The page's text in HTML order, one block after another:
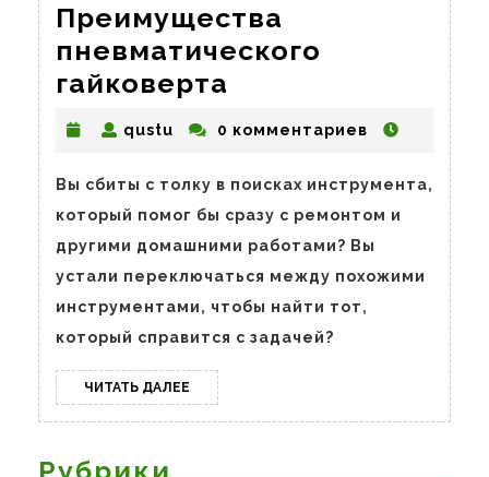
Преимущества
пневматического
гайковерта Преимущества
гайковерта
qustu qustu0 комментариев
Вы сбиты с толку в поисках инструмента,
который помог бы сразу с ремонтом и
другими домашними работами? Вы
устали переключаться между похожими
инструментами, чтобы найти тот,
который справится с задачей?
ЧИТАТЬ ДАЛЕЕ ЧИТАТЬ
ДАЛЕЕ
Рубрики